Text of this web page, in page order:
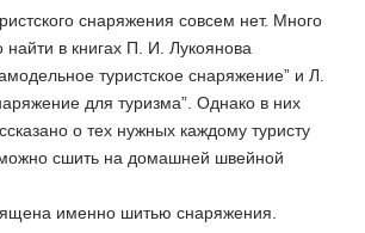
снаряжения совсем нет. Много
найти в книгах П. И. Лукоянова
туристское снаряжение” и Л.
для туризма”. Однако в них
о тех нужных каждому туристу
сшить на домашней швейной
именно шитью снаряжения.